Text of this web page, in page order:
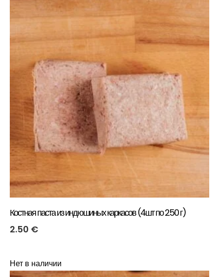
Костная паста из индюшиных каркасов (4шт по 250 г)
2.50 €
Нет в наличии